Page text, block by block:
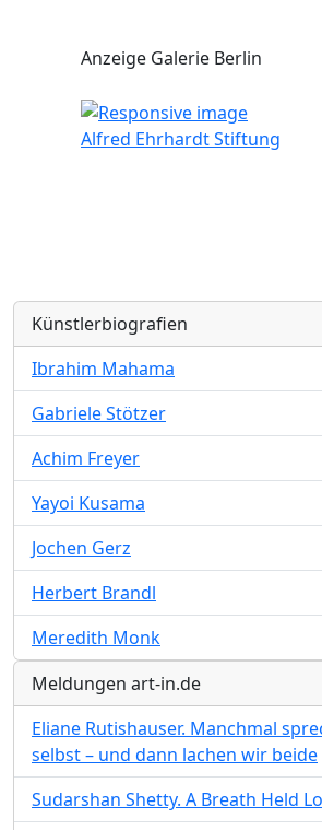
Anzeige Galerie Berlin
Alfred Ehrhardt Stiftung
Künstlerbiografien
Ibrahim Mahama
Gabriele Stötzer
Achim Freyer
Yayoi Kusama
Jochen Gerz
Herbert Brandl
Meredith Monk
Meldungen art-in.de
Eliane Rutishauser. Manchmal
selbst – und dann lachen wir beide
Sudarshan Shetty. A Breath Held